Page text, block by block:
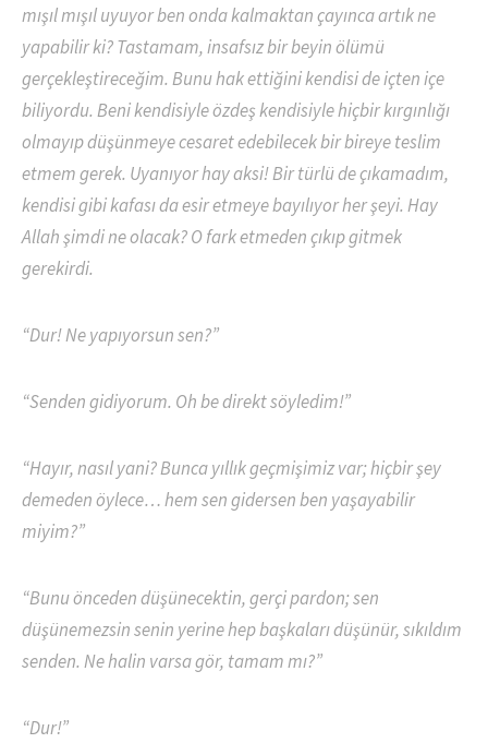
mışıl mışıl uyuyor ben onda kalmaktan çayınca artık ne
yapabilir ki? Tastamam, insafsız bir beyin ölümü
gerçekleştireceğim. Bunu hak ettiğini kendisi de içten içe
biliyordu. Beni kendisiyle özdeş kendisiyle hiçbir kırgınlığı
olmayıp düşünmeye cesaret edebilecek bir bireye teslim
etmem gerek. Uyanıyor hay aksi! Bir türlü de çıkamadım,
kendisi gibi kafası da esir etmeye bayılıyor her şeyi. Hay
Allah şimdi ne olacak? O fark etmeden çıkıp gitmek
gerekirdi.
“Dur! Ne yapıyorsun sen?”
“Senden gidiyorum. Oh be direkt söyledim!”
“Hayır, nasıl yani? Bunca yıllık geçmişimiz var; hiçbir şey
demeden öylece… hem sen gidersen ben yaşayabilir
miyim?”
“Bunu önceden düşünecektin, gerçi pardon; sen
düşünemezsin senin yerine hep başkaları düşünür, sıkıldım
senden. Ne halin varsa gör, tamam mı?”
“Dur!”